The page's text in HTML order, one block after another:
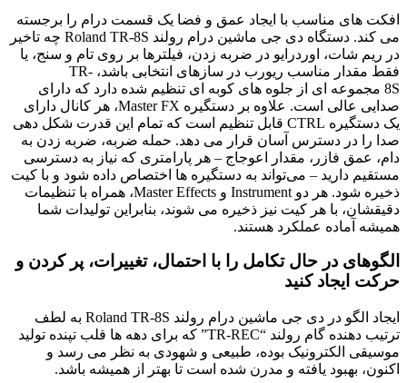
افکت های مناسب با ایجاد عمق و فضا یک قسمت درام را برجسته
می کند. دستگاه دی جی ماشین درام رولند Roland TR-8S چه تاخیر
در ریم شات، اوردرایو در ضربه زدن، فیلترها بر روی تام و سنج، یا
فقط مقدار مناسب ریورب در سازهای انتخابی باشد، TR-
8S مجموعه ای از جلوه های کوبه ای تنظیم شده دارد که دارای
صدایی عالی است. علاوه بر دستگیره Master FX، هر کانال دارای
یک دستگیره CTRL قابل تنظیم است که تمام این قدرت شکل دهی
صدا را در دسترس آسان قرار می دهد. حمله ضربه، ضربه زدن به
دام، عمق فازر، مقدار اعوجاج – هر پارامتری که نیاز به دسترسی
مستقیم دارید – می‌تواند به دستگیره ‌ها اختصاص داده شود و با کیت
ذخیره شود. هر دو Instrument و Master Effects، همراه با تنظیمات
دقیقشان، با هر کیت نیز ذخیره می شوند، بنابراین تولیدات شما
همیشه آماده عملکرد هستند.
الگوهای در حال تکامل را با احتمال، تغییرات، پر کردن و
حرکت ایجاد کنید
ایجاد الگو در دی جی ماشین درام رولند Roland TR-8S به لطف
ترتیب دهنده گام رولند “TR-REC” که برای دهه ها قلب تپنده تولید
موسیقی الکترونیک بوده، طبیعی و شهودی به نظر می رسد و
اکنون، بهبود یافته و مدرن شده است تا بهتر از همیشه باشد.